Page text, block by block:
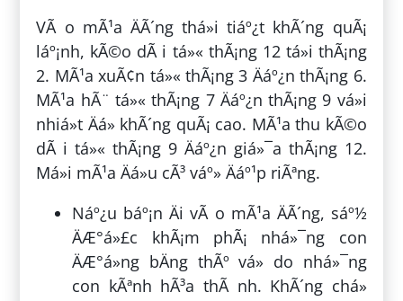
VÃ o mÃ¹a ÄÃ´ng thá»i tiáº¿t khÃ´ng quÃ¡
láº¡nh, kÃ©o dÃ i tá»« thÃ¡ng 12 tá»i thÃ¡ng
2. MÃ¹a xuÃ¢n tá»« thÃ¡ng 3 Äáº¿n thÃ¡ng 6.
MÃ¹a hÃ¨ tá»« thÃ¡ng 7 Äáº¿n thÃ¡ng 9 vá»i
nhiá»t Äá» khÃ´ng quÃ¡ cao. MÃ¹a thu kÃ©o
dÃ i tá»« thÃ¡ng 9 Äáº¿n giá»¯a thÃ¡ng 12.
Má»i mÃ¹a Äá»u cÃ³ váº» Äáº¹p riÃªng.
Náº¿u báº¡n Äi vÃ o mÃ¹a ÄÃ´ng, sáº½
ÄÆ°á»£c khÃ¡m phÃ¡ nhá»¯ng con
ÄÆ°á»ng bÄng thÃº vá» do nhá»¯ng
con kÃªnh hÃ³a thÃ nh. KhÃ´ng chá»